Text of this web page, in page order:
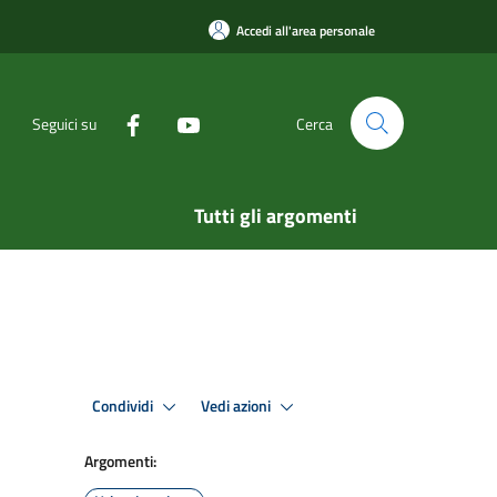
Accedi all'area personale
Seguici su Cerca
Tutti gli argomenti
Condividi Vedi azioni
Argomenti: